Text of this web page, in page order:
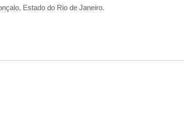
Estado do Rio de Janeiro.